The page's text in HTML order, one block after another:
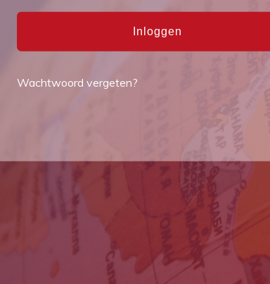
Inloggen
Wachtwoord vergeten?